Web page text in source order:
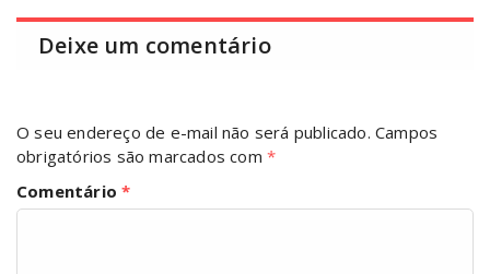
Deixe um comentário
O seu endereço de e-mail não será publicado. Campos
obrigatórios são marcados com *
Comentário*